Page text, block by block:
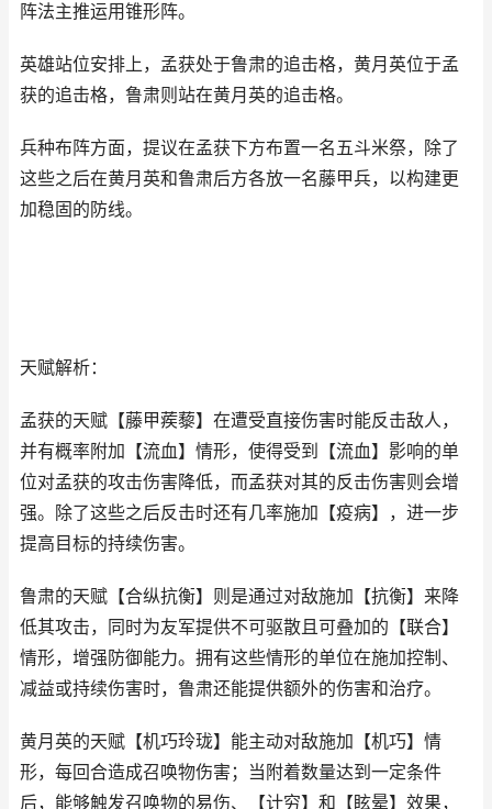
阵法主推运用锥形阵。
英雄站位安排上，孟获处于鲁肃的追击格，黄月英位于孟
获的追击格，鲁肃则站在黄月英的追击格。
兵种布阵方面，提议在孟获下方布置一名五斗米祭，除了
这些之后在黄月英和鲁肃后方各放一名藤甲兵，以构建更
加稳固的防线。
天赋解析：
孟获的天赋【藤甲蒺藜】在遭受直接伤害时能反击敌人，
并有概率附加【流血】情形，使得受到【流血】影响的单
位对孟获的攻击伤害降低，而孟获对其的反击伤害则会增
强。除了这些之后反击时还有几率施加【疫病】，进一步
提高目标的持续伤害。
鲁肃的天赋【合纵抗衡】则是通过对敌施加【抗衡】来降
低其攻击，同时为友军提供不可驱散且可叠加的【联合】
情形，增强防御能力。拥有这些情形的单位在施加控制、
减益或持续伤害时，鲁肃还能提供额外的伤害和治疗。
黄月英的天赋【机巧玲珑】能主动对敌施加【机巧】情
形，每回合造成召唤物伤害；当附着数量达到一定条件
后，能够触发召唤物的易伤、【计穷】和【眩晕】效果，